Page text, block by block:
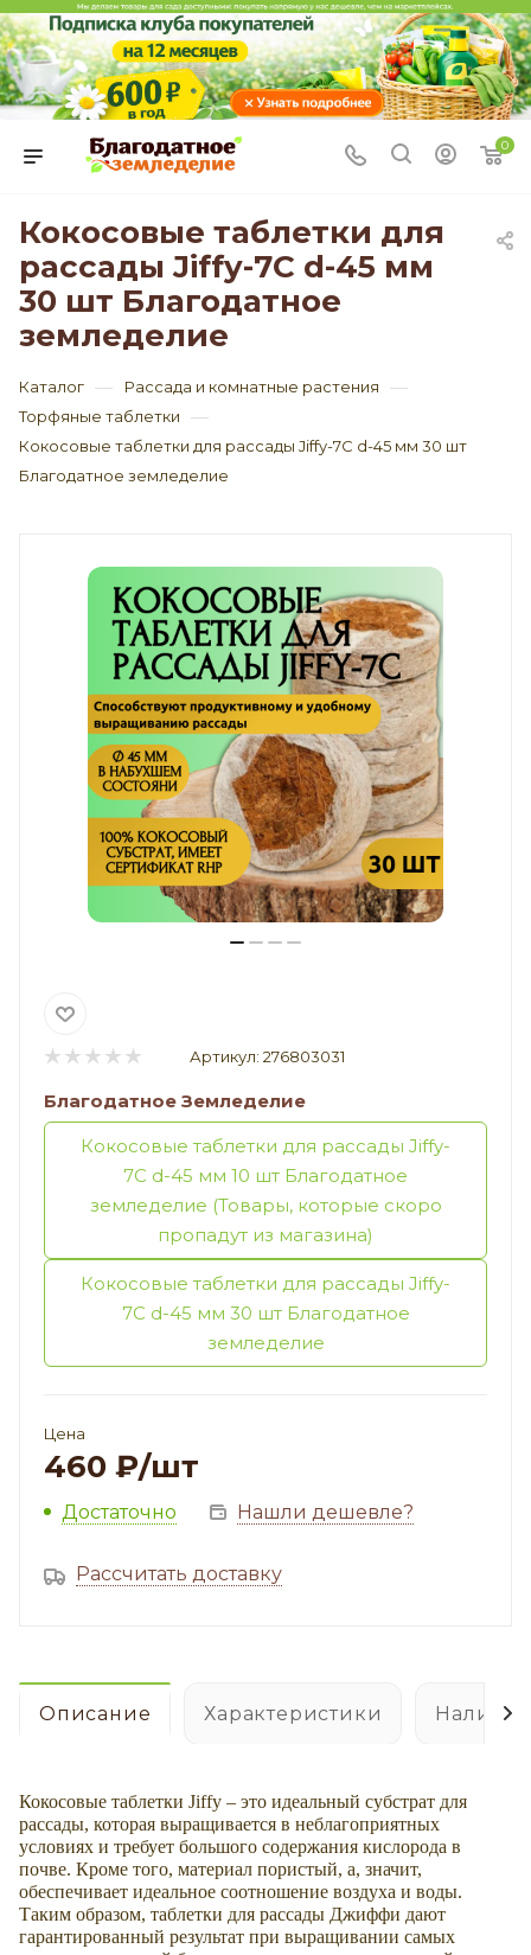
0
Кокосовые таблетки для
рассады Jiffy-7C d-45 мм
30 шт Благодатное
земледелие
Каталог — Рассада и комнатные растения —
Торфяные таблетки —
Кокосовые таблетки для рассады Jiffy-7C d-45 мм 30 шт
Благодатное земледелие
Артикул: 276803031
Благодатное Земледелие
Кокосовые таблетки для рассады Jiffy-
7C d-45 мм 10 шт Благодатное
земледелие (Товары, которые скоро
пропадут из магазина)
Кокосовые таблетки для рассады Jiffy-
7C d-45 мм 30 шт Благодатное
земледелие
Цена
460 ₽/шт
Достаточно Нашли дешевле?
Рассчитать доставку
Описание Характеристики
Кокосовые таблетки Jiffy – это идеальный субстрат для
рассады, которая выращивается в неблагоприятных
условиях и требует большого содержания кислорода в
почве. Кроме того, материал пористый, а, значит,
обеспечивает идеальное соотношение воздуха и воды.
Таким образом, таблетки для рассады Джиффи дают
гарантированный результат при выращивании самых